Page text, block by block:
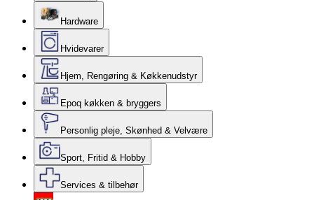
Hardware
Hvidevarer
Hjem, Rengøring & Køkkenudstyr
Epoq køkken & bryggers
Personlig pleje, Skønhed & Velvære
Sport, Fritid & Hobby
Services & tilbehør